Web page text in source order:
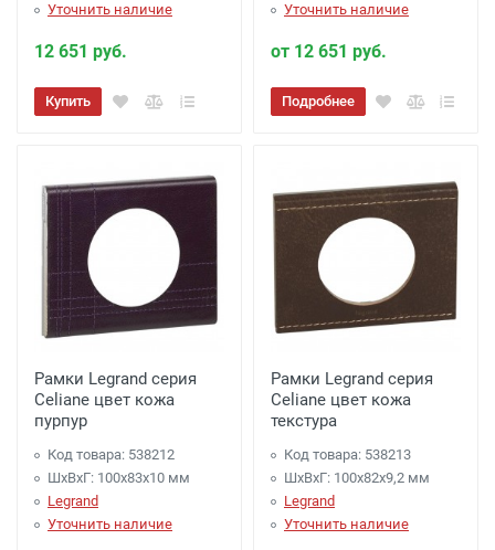
Уточнить наличие
12 651 руб.
Купить
Уточнить наличие
от 12 651 руб.
Подробнее
Рамки Legrand серия
Celiane цвет кожа
пурпур
Код товара: 538212
ШхВхГ: 100x83x10 мм
Legrand
Уточнить наличие
Рамки Legrand серия
Celiane цвет кожа
текстура
Код товара: 538213
ШхВхГ: 100x82x9,2 мм
Legrand
Уточнить наличие